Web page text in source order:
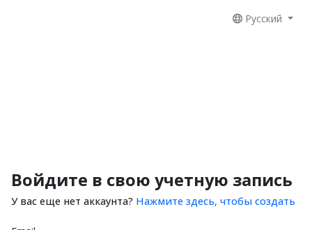
Русский
Войдите в свою учетную запись
У вас еще нет аккаунта? Нажмите здесь, чтобы создать